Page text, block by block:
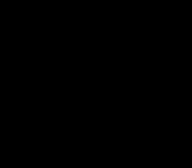
– фото пришло быстрее, чем